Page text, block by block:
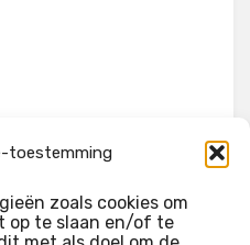
toestemming
zoals cookies om
op te slaan en/of te